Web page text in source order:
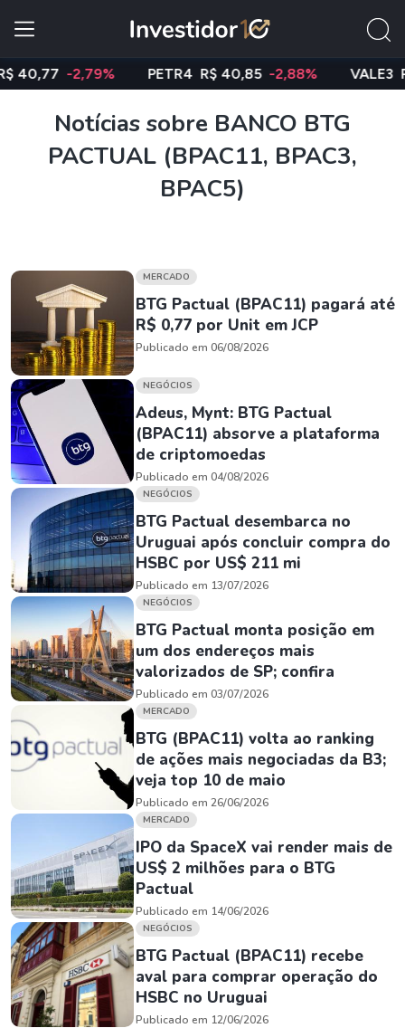
-2,79% PETR4 R$ 40,85 -2,88% VALE3 R$
Notícias sobre BANCO BTG
PACTUAL (BPAC11, BPAC3,
BPAC5)
MERCADO
BTG Pactual (BPAC11) pagará até
R$ 0,77 por Unit em JCP
Publicado em 06/08/2026
NEGÓCIOS
Adeus, Mynt: BTG Pactual
(BPAC11) absorve a plataforma
de criptomoedas
Publicado em 04/08/2026
NEGÓCIOS
BTG Pactual desembarca no
Uruguai após concluir compra do
HSBC por US$ 211 mi
Publicado em 13/07/2026
NEGÓCIOS
BTG Pactual monta posição em
um dos endereços mais
valorizados de SP; confira
Publicado em 03/07/2026
MERCADO
BTG (BPAC11) volta ao ranking
de ações mais negociadas da B3;
veja top 10 de maio
Publicado em 26/06/2026
MERCADO
IPO da SpaceX vai render mais de
US$ 2 milhões para o BTG
Pactual
Publicado em 14/06/2026
NEGÓCIOS
BTG Pactual (BPAC11) recebe
aval para comprar operação do
HSBC no Uruguai
Publicado em 12/06/2026